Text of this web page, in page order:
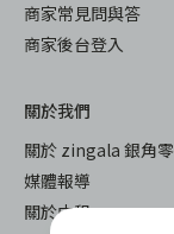
商家常見問與答
商家後台登入
關於我們
關於 zingala 銀角
媒體報導
關於中租